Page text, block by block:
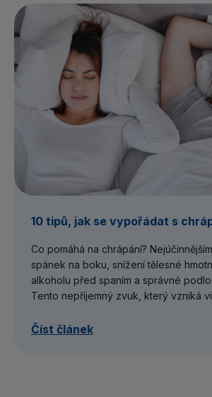
10 tipů, jak se vypořádat s
Co pomáhá na chrápání?
spánek na boku, snížení tělesné
alkoholu před spaním a správné
Tento nepříjemný zvuk, který vzniká
Číst článek